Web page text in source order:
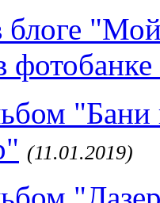
блоге
"Бани
(11.01.2019)